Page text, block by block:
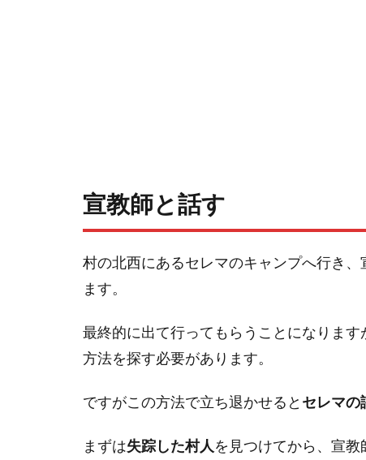
宣教師と話す
村の北西にあるセレマのキャンプへ行き
ます。
最終的に出て行ってもらうことになりま
方法を探す必要があります。
ですがこの方法で立ち退かせると セレマの
まずは失踪した村人を見つけてから、宣